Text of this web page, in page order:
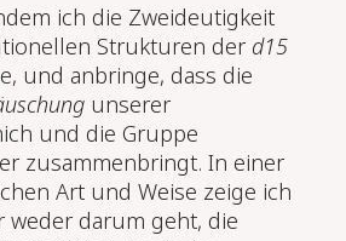
ich die Zweideutigkeit
Strukturen der d15
und anbringe, dass die
unserer
und die Gruppe
zusammenbringt. In einer
Art und Weise zeige ich
weder darum geht, die